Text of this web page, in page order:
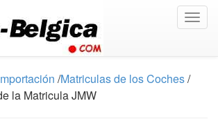
/Matriculas de los Coches/
la Matricula JMW